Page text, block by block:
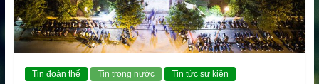
Tin đoàn thể Tin trong nước Tin tức sự kiện